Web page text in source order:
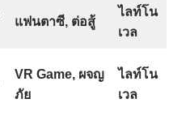
แฟนตาซี, ต่อสู้
ไลท์โน
เวล
VR Game, ผจญ
ภัย
ไลท์โน
เวล